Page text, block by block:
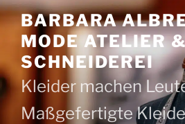
Zum
Inhalt
springen
BARBARA
MODE ATELIER &
SCHNEIDEREI
Kleider machen
Maßgefertigte